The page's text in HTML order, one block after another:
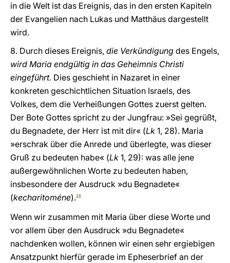
in die Welt ist das Ereignis, das in den ersten Kapiteln
der Evangelien nach Lukas und Matthäus dargestellt
wird.
8. Durch dieses Ereignis, die Verkündigung des Engels,
wird Maria endgültig in das Geheimnis Christi
eingeführt. Dies geschieht in Nazaret in einer
konkreten geschichtlichen Situation Israels, des
Volkes, dem die Verheißungen Gottes zuerst gelten.
Der Bote Gottes spricht zu der Jungfrau: »Sei gegrüßt,
du Begnadete, der Herr ist mit dir« (Lk 1, 28). Maria
»erschrak über die Anrede und überlegte, was dieser
Gruß zu bedeuten habe« (Lk 1, 29): was alle jene
außergewöhnlichen Worte zu bedeuten haben,
insbesondere der Ausdruck »du Begnadete«
(kecharitoméne).21
Wenn wir zusammen mit Maria über diese Worte und
vor allem über den Ausdruck »du Begnadete«
nachdenken wollen, können wir einen sehr ergiebigen
Ansatzpunkt hierfür gerade im Epheserbrief an der